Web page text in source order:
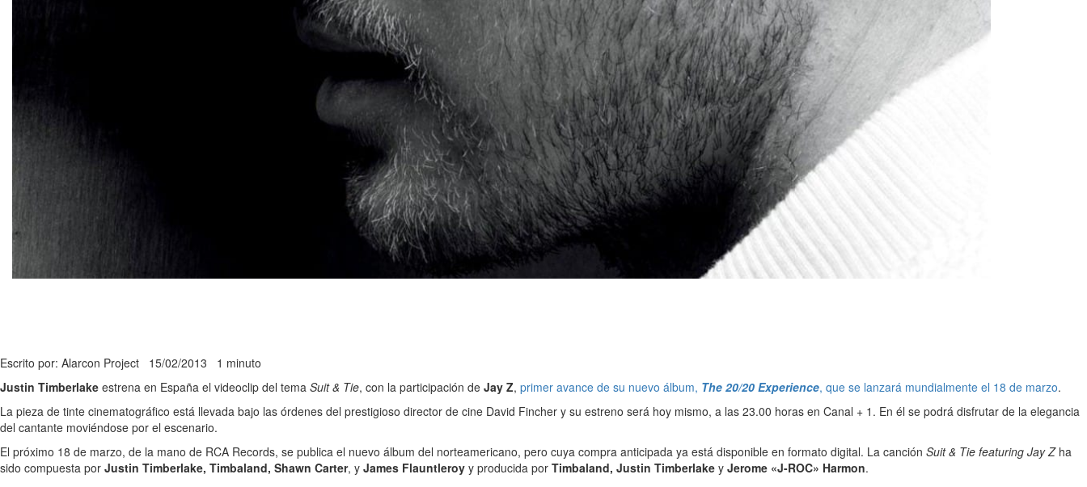
Escrito por: Alarcon Project 15/02/2013 1 minuto
Justin Timberlake estrena en España el videoclip del tema Suit & Tie, con la participación de Jay Z, primer avance de su nuevo álbum, The 20/20 Experience, que se lanzará mundialmente el 18 de marzo.
La pieza de tinte cinematográfico está llevada bajo las órdenes del prestigioso director de cine David Fincher y su estreno será hoy mismo, a las 23.00 horas en Canal + 1. En él se podrá disfrutar de la elegancia
del cantante moviéndose por el escenario.
El próximo 18 de marzo, de la mano de RCA Records, se publica el nuevo álbum del norteamericano, pero cuya compra anticipada ya está disponible en formato digital. La canción Suit & Tie featuring Jay Zha
sido compuesta por Justin Timberlake, Timbaland, Shawn Carter, y James Flauntleroy y producida por Timbaland, Justin Timberlake y Jerome «J-ROC» Harmon.